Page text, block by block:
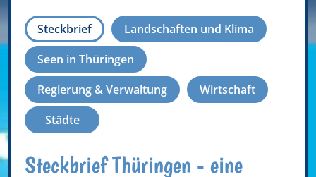
Steckbrief
Landschaften und Klima
Seen in Thüringen
Regierung & Verwaltung
Wirtschaft
Städte
Steckbrief Thüringen - eine